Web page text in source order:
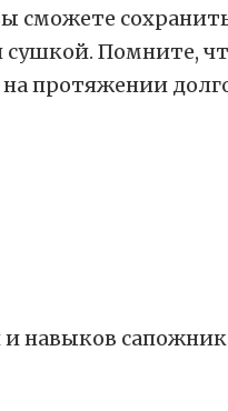
Помните,
протяжении
навыков